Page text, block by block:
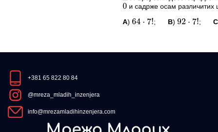
Овај задатак нема
*Морате бити логовани
0 и садрже осам
A) 64⋅ 7 ; B)92⋅ 7 ! ; C
ПИТАЊА И
+381 65 822 80 84
@mreza_mladih_inzenjera
info@mrezamladihinzenjera.com